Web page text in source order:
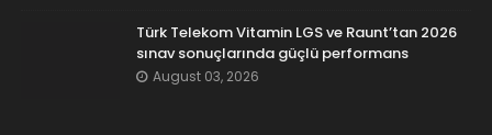
Türk Telekom Vitamin LGS ve Raunt’tan 2026
sınav sonuçlarında güçlü performans
August 03, 2026